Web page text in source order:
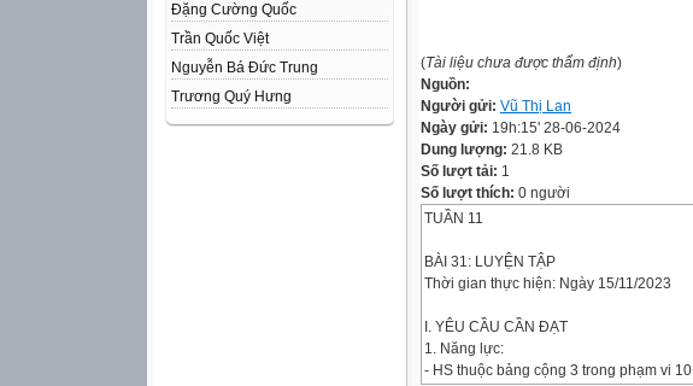
Đặng Cường Quốc
Trần Quốc Việt
Nguyễn Bá Đức Trung
Trương Quý Hưng
(Tài liệu chưa được thẩm định)
Nguồn:
Người gửi: Vũ Thị Lan
Ngày gửi: 19h:15' 28-06-2024
Dung lượng: 21.8 KB
Số lượt tải: 1
Số lượt thích: 0 người
TUẦN 11
BÀI 31: LUYỆN TẬP
Thời gian thực hiện: Ngày 15/11/2023
I. YÊU CẦU CẦN ĐẠT
1. Năng lực:
- HS thuộc bảng cộng 3 trong phạm vi 10